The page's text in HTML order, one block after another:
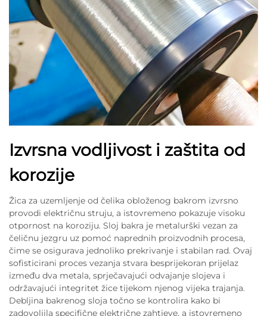
Izvrsna vodljivost i zaštita od
korozije
Žica za uzemljenje od čelika obloženog bakrom izvrsno
provodi električnu struju, a istovremeno pokazuje visoku
otpornost na koroziju. Sloj bakra je metalurški vezan za
čeličnu jezgru uz pomoć naprednih proizvodnih procesa,
čime se osigurava jednoliko prekrivanje i stabilan rad. Ovaj
sofisticirani proces vezanja stvara besprijekoran prijelaz
između dva metala, sprječavajući odvajanje slojeva i
održavajući integritet žice tijekom njenog vijeka trajanja.
Debljina bakrenog sloja točno se kontrolira kako bi
zadovoljila specifične električne zahtjeve, a istovremeno